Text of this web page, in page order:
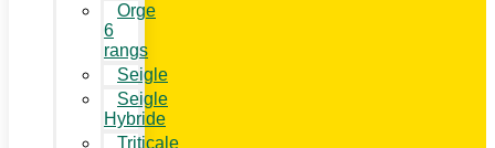
Orge
6
rangs
Seigle
Seigle
Hybride
Triticale